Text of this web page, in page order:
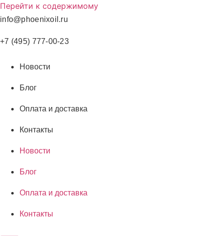
Перейти к содержимому
info@phoenixoil.ru
+7 (495) 777-00-23
Новости
Блог
Оплата и доставка
Контакты
Новости
Блог
Оплата и доставка
Контакты